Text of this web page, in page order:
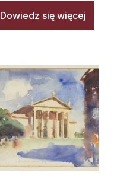
Dowiedz się więcej